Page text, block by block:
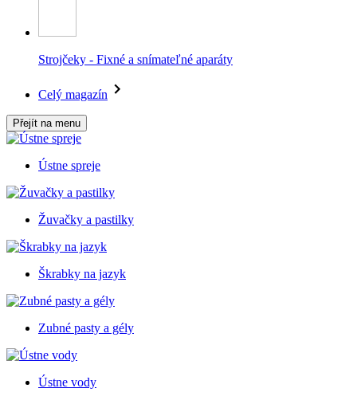
Strojčeky - Fixné a snímateľné aparáty
Celý magazín
Přejít na menu
Ústne spreje
Žuvačky a pastilky
Škrabky na jazyk
Zubné pasty a gély
Ústne vody